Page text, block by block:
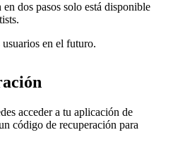
dos pasos solo está disponible
en el futuro.
acceder a tu aplicación de
código de recuperación para